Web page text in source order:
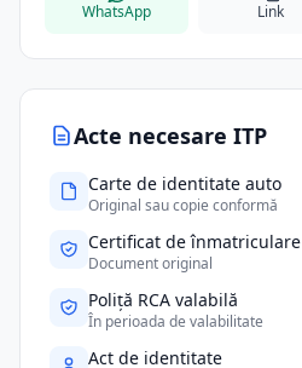
Acte necesare ITP
Carte de identitate auto
Original sau copie conformă
Certificat de înmatriculare
Document original
Poliță RCA valabilă
În perioada de valabilitate
Act de identitate
WhatsApp Link